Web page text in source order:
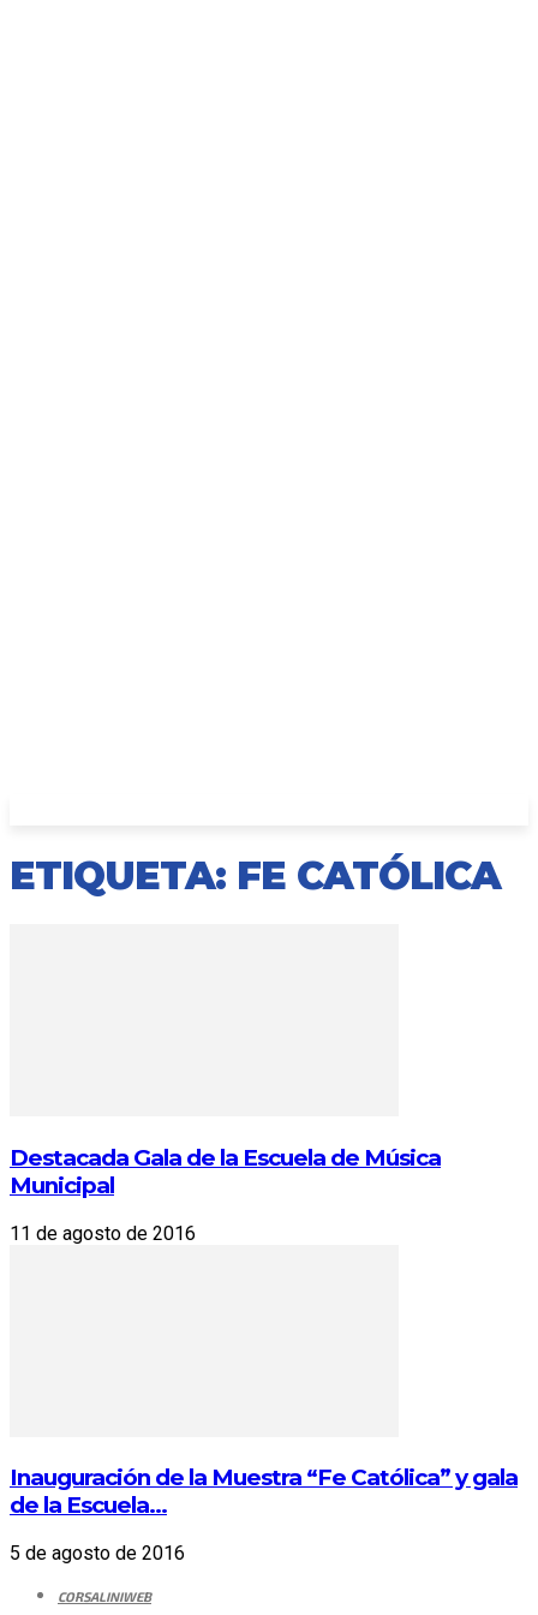
ETIQUETA: FE CATÓLICA
Destacada Gala de la Escuela de Música
Municipal
11 de agosto de 2016
Inauguración de la Muestra “Fe Católica” y gala
de la Escuela...
5 de agosto de 2016
CORSALINIWEB